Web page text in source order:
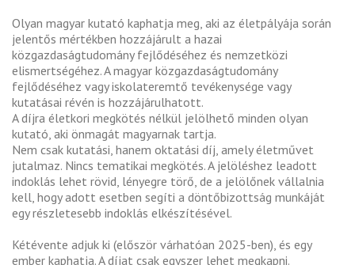
Olyan magyar kutató kaphatja meg, aki az életpályája során
jelentős mértékben hozzájárult a hazai
közgazdaságtudomány fejlődéséhez és nemzetközi
elismertségéhez. A magyar közgazdaságtudomány
fejlődéséhez vagy iskolateremtő tevékenysége vagy
kutatásai révén is hozzájárulhatott.
A díjra életkori megkötés nélkül jelölhető minden olyan
kutató, aki önmagát magyarnak tartja.
Nem csak kutatási, hanem oktatási díj, amely életművet
jutalmaz. Nincs tematikai megkötés. A jelöléshez leadott
indoklás lehet rövid, lényegre törő, de a jelölőnek vállalnia
kell, hogy adott esetben segíti a döntőbizottság munkáját
egy részletesebb indoklás elkészítésével.
Kétévente adjuk ki (először várhatóan 2025-ben), és egy
ember kaphatja. A díjat csak egyszer lehet megkapni.